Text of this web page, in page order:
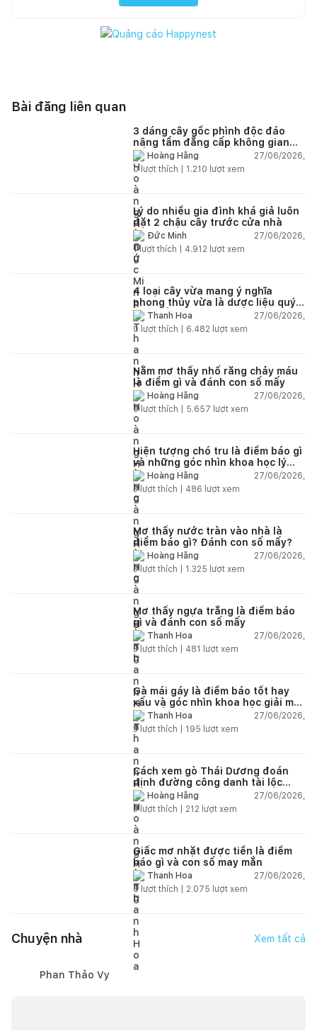
Bài đăng liên quan
3 dáng cây gốc phình độc đáo
nâng tầm đẳng cấp không gian
sốngHoàng Hằng
27/06/2026,
0lượt thích | 1.210 lượt xem
Lý do nhiều gia đình khá giả luôn
đặt 2 chậu cây trước cửa nhà
Đức Minh
27/06/2026,
1lượt thích | 4.912 lượt xem
4 loại cây vừa mang ý nghĩa
phong thủy vừa là dược liệu quý
nên trồng trong nhà
Thanh Hoa
27/06/2026,
0 lượt thích | 6.482 lượt xem
Nằm mơ thấy nhổ răng chảy máu
là điềm gì và đánh con số mấy
Hoàng Hằng
27/06/2026,
0lượt thích | 5.657 lượt xem
Hiện tượng chó tru là điềm báo gì
và những góc nhìn khoa học lý
giảiHoàng Hằng
27/06/2026,
3lượt thích | 486 lượt xem
Mơ thấy nước tràn vào nhà là
điềm báo gì? Đánh con số mấy?
Hoàng Hằng
27/06/2026,
3lượt thích | 1.325 lượt xem
Mơ thấy ngựa trắng là điềm báo
gì và đánh con số mấy
Thanh Hoa
27/06/2026,
3lượt thích | 481 lượt xem
Gà mái gáy là điềm báo tốt hay
xấu và góc nhìn khoa học giải mã
chi tiết
Thanh Hoa
27/06/2026,
3lượt thích | 195 lượt xem
Cách xem gò Thái Dương đoán
định đường công danh tài lộc
theo nhân tướng học
Hoàng Hằng
27/06/2026,
3lượt thích | 212 lượt xem
Giấc mơ nhặt được tiền là điềm
báo gì và con số may mắn
Thanh Hoa
27/06/2026,
6 lượt thích | 2.075 lượt xem
Chuyện nhà Xem tất cả
Phan Thảo Vy